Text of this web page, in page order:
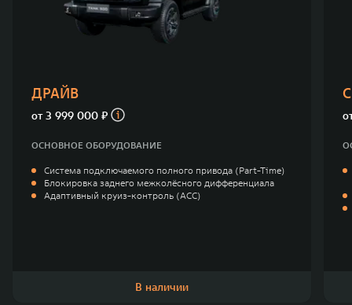
Веди за собой
от 6 499 000 ₽
Сила
от 10 199
TANK Финансы
Корпоративным клиентам
TANK Кредит
TANK Лизинг
TANK Страхование
Специальные предложения
ЦИФРОВЫЕ СЕРВИСЫ TANK
Цифровые сервисы TANK
Подписки
ДРАЙВ
от3 999 000 ₽
ОСНОВНОЕ ОБОРУДОВАНИЕ
Система подключаемого полного привода (Part-Time)
Блокировка заднего межколёсного дифференциала
Адаптивный круиз-контроль (ACC)
В наличии